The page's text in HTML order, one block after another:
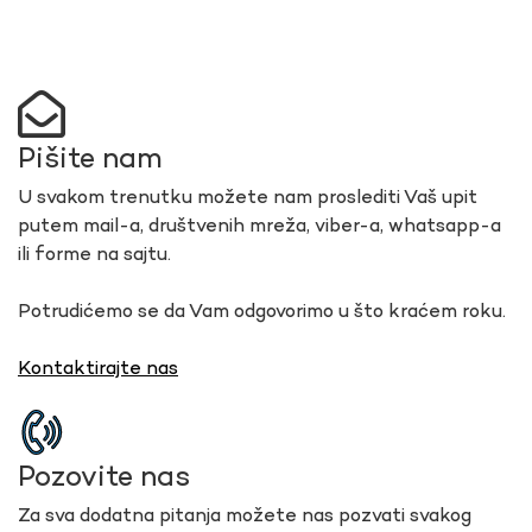
Pišite nam
U svakom trenutku možete nam proslediti Vaš upit
putem mail-a, društvenih mreža, viber-a, whatsapp-a
ili forme na sajtu.
Potrudićemo se da Vam odgovorimo u što kraćem roku.
Kontaktirajte nas
Pozovite nas
Za sva dodatna pitanja možete nas pozvati svakog